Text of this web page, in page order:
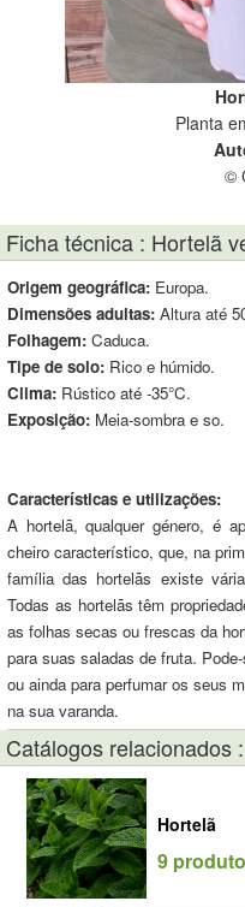
Planta
©
Ficha técnica : Hortelã
Origem geográfica: Europa.
Dimensões adultas: Altura até
Folhagem: Caduca.
Tipe de solo: Rico e húmido.
Clima: Rústico até -35°C.
Exposição: Meia-sombra e so.
Características e utilizações:
A hortelã, qualquer género, é
cheiro característico, que, na
família das hortelãs existe
Todas as hortelãs têm
as folhas secas ou frescas da
para suas saladas de fruta.
ou ainda para perfumar os seus
na sua varanda.
Catálogos relacionados
Hortelã
9